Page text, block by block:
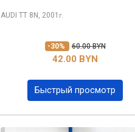
AUDI TT 8N, 2001 г.
-30% 60.00 BYN
42.00 BYN
Быстрый просмотр